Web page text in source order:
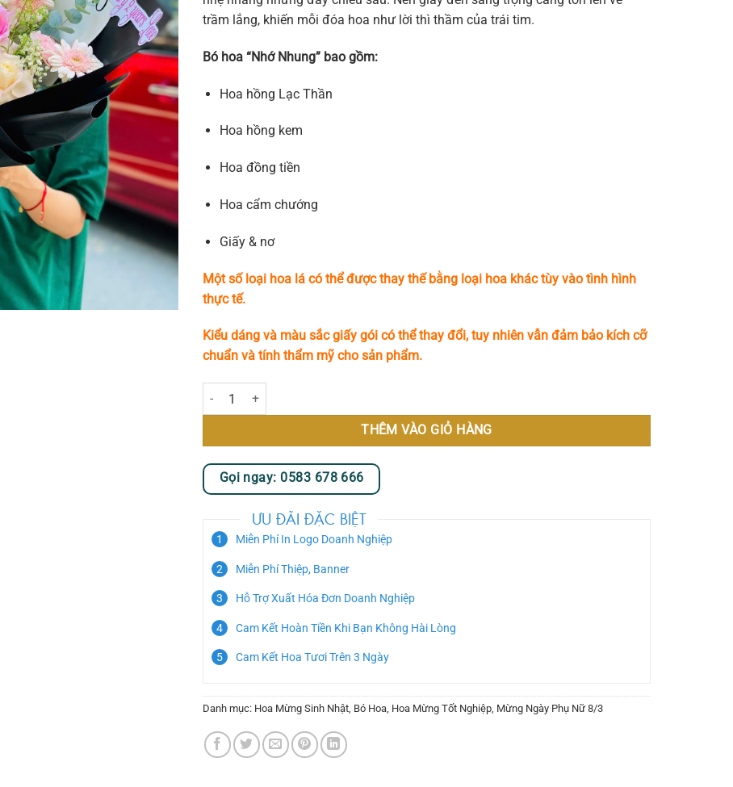
trầm lắng, khiến mỗi đóa hoa như lời thì thầm của trái tim.
Bó hoa “Nhớ Nhung” bao gồm:
Hoa hồng Lạc Thần
Hoa hồng kem
Hoa đồng tiền
Hoa cẩm chướng
Giấy & nơ
Một số loại hoa lá có thể được thay thế bằng loại hoa khác tùy vào tình hình
thực tế.
Kiểu dáng và màu sắc giấy gói có thể thay đổi, tuy nhiên vẫn đảm bảo kích cỡ
chuẩn và tính thẩm mỹ cho sản phẩm.
Nhớ Nhung số lượng
THÊM VÀO GIỎ HÀNG
Gọi ngay: 0583 678 666
ƯU ĐÃI ĐẶC BIỆT
Miễn Phí In Logo Doanh Nghiệp
Miễn Phí Thiệp, Banner
Hỗ Trợ Xuất Hóa Đơn Doanh Nghiệp
Cam Kết Hoàn Tiền Khi Bạn Không Hài Lòng
Cam Kết Hoa Tươi Trên 3 Ngày
Danh mục: Hoa Mừng Sinh Nhật, Bó Hoa, Hoa Mừng Tốt Nghiệp, Mừng Ngày Phụ Nữ 8/3